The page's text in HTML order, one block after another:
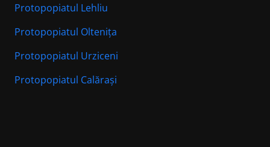
Protopopiatul Lehliu
Protopopiatul Oltenița
Protopopiatul Urziceni
Protopopiatul Calărași